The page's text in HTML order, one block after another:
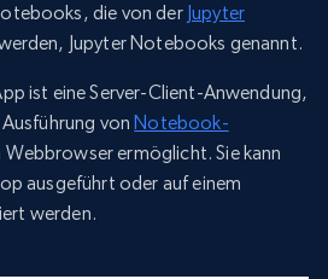
die von der Jupyter
Jupyter Notebooks genannt.
ist eine Server-Client-Anwendung,
von Notebook-
Webbrowser ermöglicht. Sie kann
ausgeführt oder auf einem
werden.